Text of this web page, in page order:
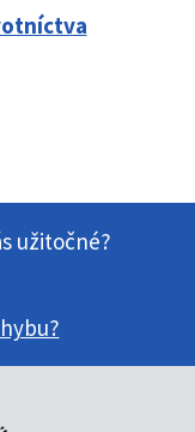
užitočné?